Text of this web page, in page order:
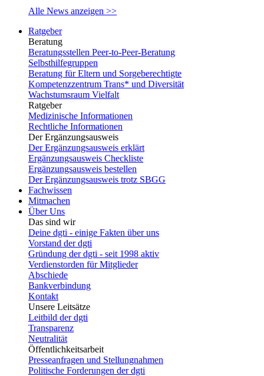
Alle News anzeigen >>
Ratgeber
Beratung
Beratungsstellen Peer-to-Peer-Beratung
Selbsthilfegruppen
Beratung für Eltern und Sorgeberechtigte
Kompetenzzentrum Trans* und Diversität
Wachstumsraum Vielfalt
Ratgeber
Medizinische Informationen
Rechtliche Informationen
Der Ergänzungsausweis
Der Ergänzungsausweis erklärt
Ergänzungsausweis Checkliste
Ergänzungsausweis bestellen
Der Ergänzungsausweis trotz SBGG
Fachwissen
Mitmachen
Über Uns
Das sind wir
Deine dgti - einige Fakten über uns
Vorstand der dgti
Gründung der dgti - seit 1998 aktiv
Verdienstorden für Mitglieder
Abschiede
Bankverbindung
Kontakt
Unsere Leitsätze
Leitbild der dgti
Transparenz
Neutralität
Öffentlichkeitsarbeit
Presseanfragen und Stellungnahmen
Politische Forderungen der dgti